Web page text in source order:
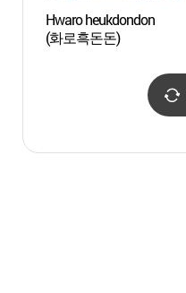
Hwaro heukdondon
(화로흑돈돈)